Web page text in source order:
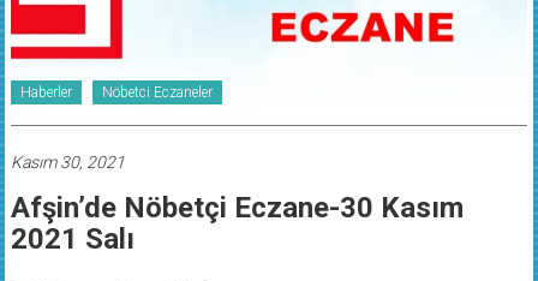
Haberler Nöbetci Eczaneler
Kasım 30, 2021
Afşin’de Nöbetçi Eczane-30 Kasım
2021 Salı